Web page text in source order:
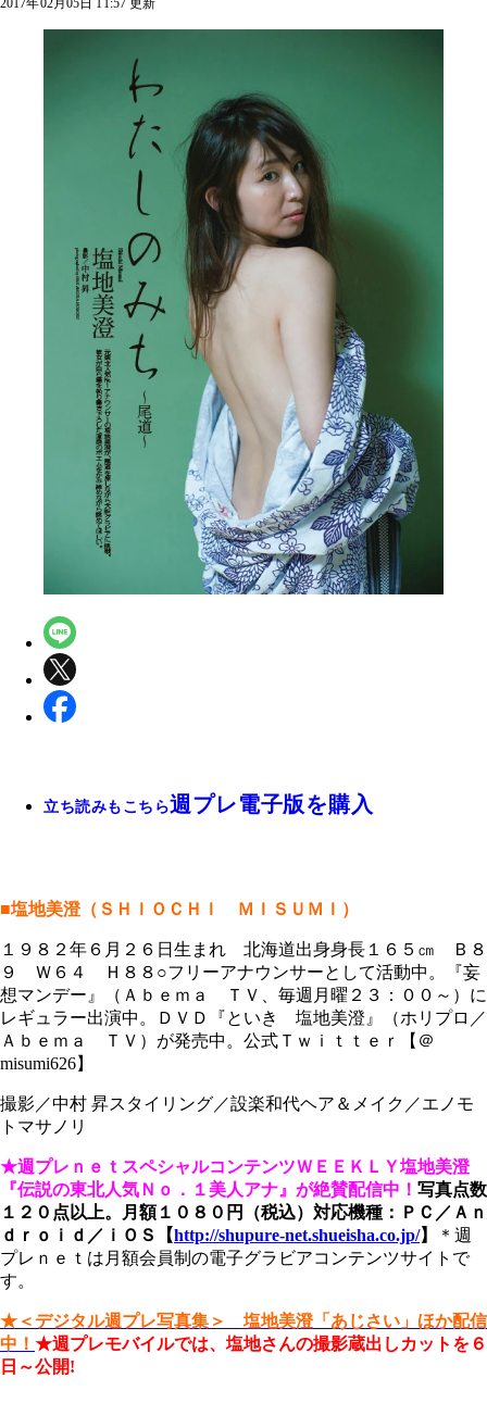
立ち読みもこちら週プレ電子版を購入
■塩地美澄（ＳＨＩＯＣＨＩ ＭＩＳＵＭＩ）
１９８２年６月２６日生まれ 北海道出身身長１６５㎝ Ｂ８
９ Ｗ６４ Ｈ８８○フリーアナウンサーとして活動中。『妄
想マンデー』（Ａｂｅｍａ ＴＶ、毎週月曜２３：００～）に
レギュラー出演中。ＤＶＤ『といき 塩地美澄』（ホリプロ／
Ａｂｅｍａ ＴＶ）が発売中。公式Ｔｗｉｔｔｅｒ【＠
misumi626】
撮影／中村 昇スタイリング／設楽和代ヘア＆メイク／エノモ
トマサノリ
★週プレｎｅｔスペシャルコンテンツＷＥＥＫＬＹ塩地美澄
『伝説の東北人気Ｎｏ．１美人アナ』が絶賛配信中！ 写真点数
１２０点以上。月額１０８０円（税込） 対応機種：ＰＣ／Ａｎ
ｄｒｏｉｄ／ｉＯＳ
【http://shupure-net.shueisha.co.jp/】
＊週
プレｎｅｔは月額会員制の電子グラビアコンテンツサイトで
す。
★＜デジタル週プレ写真集＞ 塩地美澄「あじさい」ほか配信
中！ ★週プレモバイルでは、塩地さんの撮影蔵出しカットを６
日～公開!